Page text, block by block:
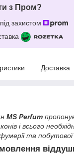
з Пром?
захистом
Доставка
MS Perfum
і всього
та побутової